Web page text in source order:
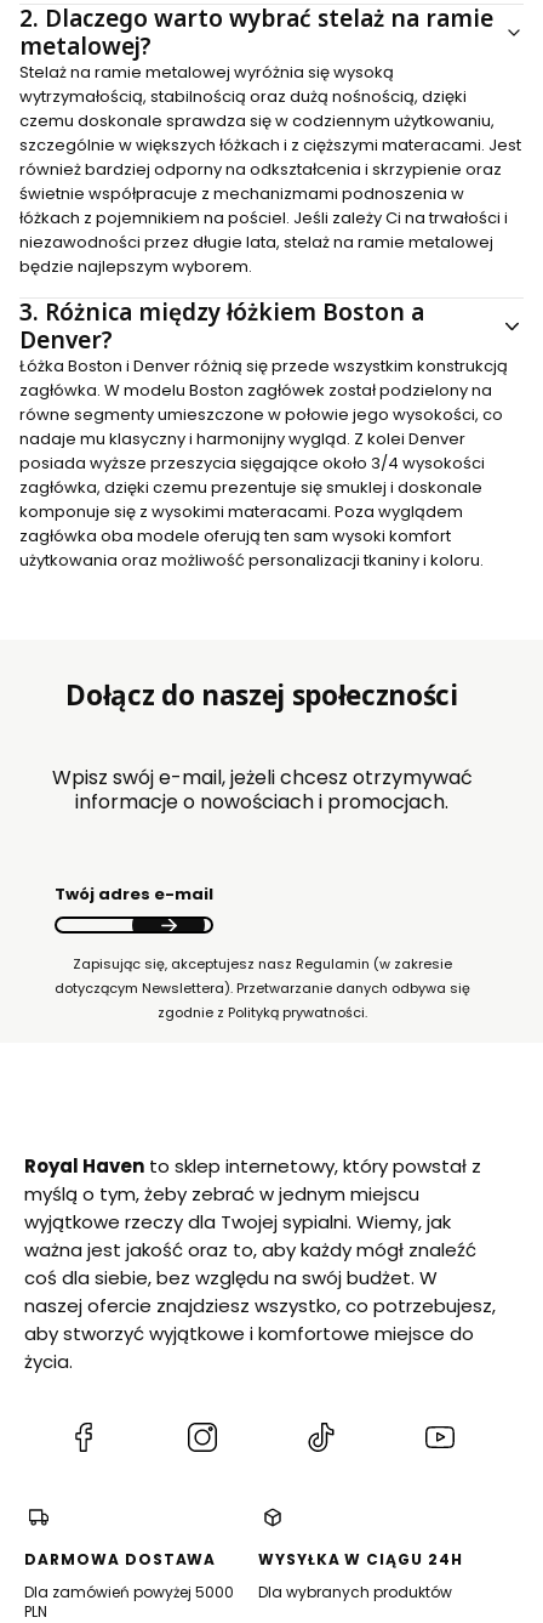
2. Dlaczego warto wybrać stelaż na ramie
metalowej?
Stelaż na ramie metalowej wyróżnia się wysoką
wytrzymałością, stabilnością oraz dużą nośnością, dzięki
czemu doskonale sprawdza się w codziennym użytkowaniu,
szczególnie w większych łóżkach i z cięższymi materacami. Jest
również bardziej odporny na odkształcenia i skrzypienie oraz
świetnie współpracuje z mechanizmami podnoszenia w
łóżkach z pojemnikiem na pościel. Jeśli zależy Ci na trwałości i
niezawodności przez długie lata, stelaż na ramie metalowej
będzie najlepszym wyborem.
3. Różnica między łóżkiem Boston a
Denver?
Łóżka Boston i Denver różnią się przede wszystkim konstrukcją
zagłówka. W modelu Boston zagłówek został podzielony na
równe segmenty umieszczone w połowie jego wysokości, co
nadaje mu klasyczny i harmonijny wygląd. Z kolei Denver
posiada wyższe przeszycia sięgające około 3/4 wysokości
zagłówka, dzięki czemu prezentuje się smuklej i doskonale
komponuje się z wysokimi materacami. Poza wyglądem
zagłówka oba modele oferują ten sam wysoki komfort
użytkowania oraz możliwość personalizacji tkaniny i koloru.
Dołącz do naszej społeczności
Wpisz swój e-mail, jeżeli chcesz otrzymywać
informacje o nowościach i promocjach.
Twój adres e-mail
Zapisując się, akceptujesz nasz Regulamin (w zakresie
dotyczącym Newslettera). Przetwarzanie danych odbywa się
zgodnie z Polityką prywatności.
Royal Haven to sklep internetowy, który powstał z
myślą o tym, żeby zebrać w jednym miejscu
wyjątkowe rzeczy dla Twojej sypialni. Wiemy, jak
ważna jest jakość oraz to, aby każdy mógł znaleźć
coś dla siebie, bez względu na swój budżet. W
naszej ofercie znajdziesz wszystko, co potrzebujesz,
aby stworzyć wyjątkowe i komfortowe miejsce do
życia.
(Otwiera
nowej
(Otwiera
(Otwiera
DARMOWA DOSTAWA
Dla zamówień powyżej 5000
PLN
WYSYŁKA W CIĄGU 24H
Dla wybranych produktów